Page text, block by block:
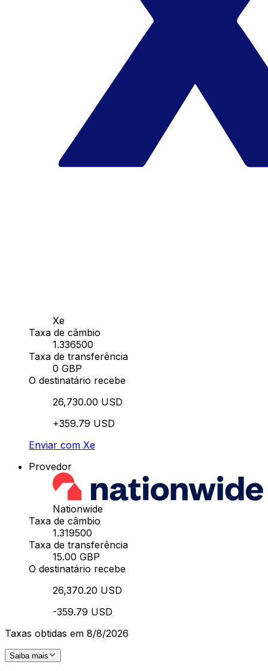
Xe
Taxa de câmbio
1.336500
Taxa de transferência
0 GBP
O destinatário recebe
26,730.00 USD
+359.79 USD
Enviar com Xe
Provedor
Nationwide
Taxa de câmbio
1.319500
Taxa de transferência
15.00 GBP
O destinatário recebe
26,370.20 USD
-359.79 USD
Taxas obtidas em 8/8/2026
Saiba mais